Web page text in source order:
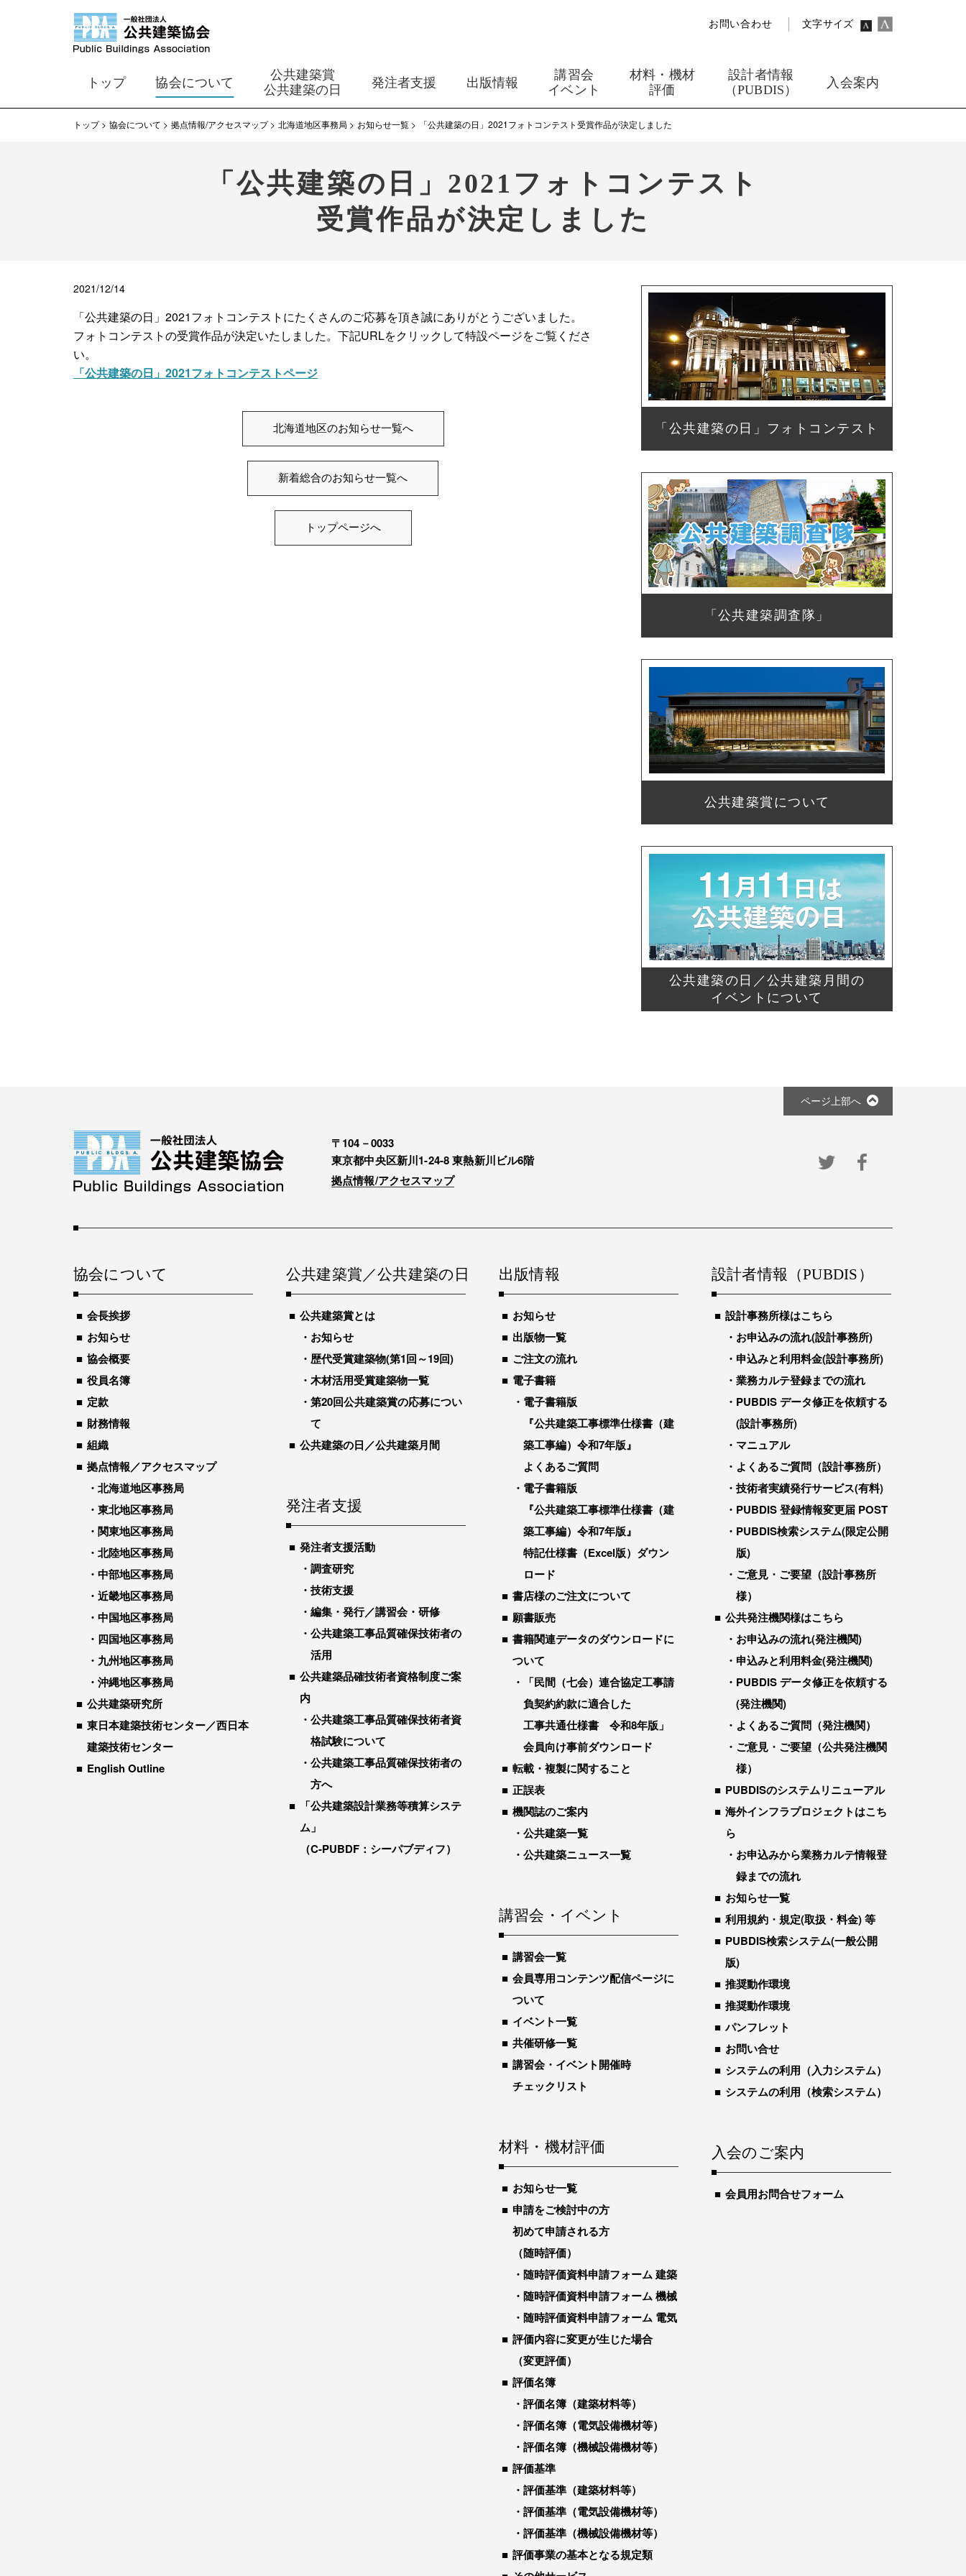
お問い合わせ 文字サイズ
トップ 協会について
公共建築賞
公共建築の日
発注者支援 出版情報
講習会
イベント
材料・機材
評価
設計者情報
（PUBDIS）
入会案内
トップ 協会について 拠点情報/アクセスマップ 北海道地区事務局 お知らせ一覧 「公共建築の日」2021フォトコンテスト受賞作品が決定しました
「公共建築の日」2021フォトコンテスト
受賞作品が決定しました
2021/12/14
「公共建築の日」2021フォトコンテストにたくさんのご応募を頂き誠にありがとうございました。
フォトコンテストの受賞作品が決定いたしました。下記URLをクリックして特設ページをご覧くださ
い。
「公共建築の日」2021フォトコンテストページ
北海道地区のお知らせ一覧へ
新着総合のお知らせ一覧へ
トップページへ
「公共建築の日」フォトコンテスト
「公共建築調査隊」
公共建築賞について
公共建築の日／公共建築月間の
イベントについて
ページ上部へ
〒104－0033
東京都中央区新川1-24-8 東熱新川ビル6階
拠点情報/アクセスマップ
協会について
会長挨拶
お知らせ
協会概要
役員名簿
定款
財務情報
組織
拠点情報／アクセスマップ
北海道地区事務局
東北地区事務局
関東地区事務局
北陸地区事務局
中部地区事務局
近畿地区事務局
中国地区事務局
四国地区事務局
九州地区事務局
沖縄地区事務局
公共建築研究所
東日本建築技術センター／西日本
建築技術センター
English Outline
公共建築賞／公共建築の日
公共建築賞とは
お知らせ
歴代受賞建築物(第1回～19回)
木材活用受賞建築物一覧
第20回公共建築賞の応募につい
て
公共建築の日／公共建築月間
発注者支援
発注者支援活動
調査研究
技術支援
編集・発行／講習会・研修
公共建築工事品質確保技術者の
活用
公共建築品確技術者資格制度ご案
内
公共建築工事品質確保技術者資
格試験について
公共建築工事品質確保技術者の
方へ
「公共建築設計業務等積算システ
ム」
（C-PUBDF：シーパブディフ）
出版情報
お知らせ
出版物一覧
ご注文の流れ
電子書籍
電子書籍版
『公共建築工事標準仕様書（建
築工事編）令和7年版』
よくあるご質問
電子書籍版
『公共建築工事標準仕様書（建
築工事編）令和7年版』
特記仕様書（Excel版）ダウン
ロード
書店様のご注文について
願書販売
書籍関連データのダウンロードに
ついて
「民間（七会）連合協定工事請
負契約約款に適合した
工事共通仕様書 令和8年版」
会員向け事前ダウンロード
転載・複製に関すること
正誤表
機関誌のご案内
公共建築一覧
公共建築ニュース一覧
講習会・イベント
講習会一覧
会員専用コンテンツ配信ページに
ついて
イベント一覧
共催研修一覧
講習会・イベント開催時
チェックリスト
材料・機材評価
お知らせ一覧
申請をご検討中の方
初めて申請される方
（随時評価）
随時評価資料申請フォーム 建築
随時評価資料申請フォーム 機械
随時評価資料申請フォーム 電気
評価内容に変更が生じた場合
（変更評価）
評価名簿
評価名簿（建築材料等）
評価名簿（電気設備機材等）
評価名簿（機械設備機材等）
評価基準
評価基準（建築材料等）
評価基準（電気設備機材等）
評価基準（機械設備機材等）
評価事業の基本となる規定類
設計者情報（PUBDIS）
設計事務所様はこちら
お申込みの流れ(設計事務所)
申込みと利用料金(設計事務所)
業務カルテ登録までの流れ
PUBDIS データ修正を依頼する
(設計事務所)
マニュアル
よくあるご質問（設計事務所）
技術者実績発行サービス(有料)
PUBDIS 登録情報変更届 POST
PUBDIS検索システム(限定公開
版)
ご意見・ご要望（設計事務所
様）
公共発注機関様はこちら
お申込みの流れ(発注機関)
申込みと利用料金(発注機関)
PUBDIS データ修正を依頼する
(発注機関)
よくあるご質問（発注機関）
ご意見・ご要望（公共発注機関
様）
PUBDISのシステムリニューアル
海外インフラプロジェクトはこち
ら
お申込みから業務カルテ情報登
録までの流れ
お知らせ一覧
利用規約・規定(取扱・料金) 等
PUBDIS検索システム(一般公開
版)
推奨動作環境
推奨動作環境
パンフレット
お問い合せ
システムの利用（入力システム）
システムの利用（検索システム）
入会のご案内
会員用お問合せフォーム